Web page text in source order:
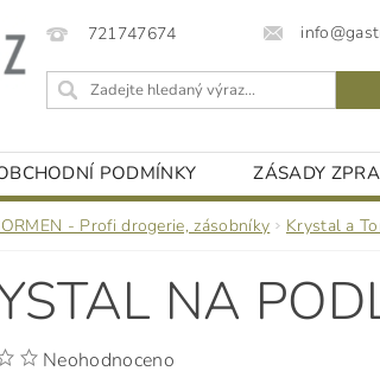
721747674
PODMÍNKY ZÁSADY
- Profi drogerie, zásobníky Krystal a
NA
Neohodnoceno